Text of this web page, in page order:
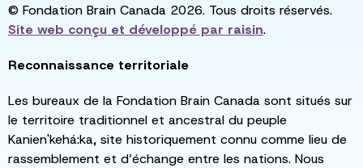
© Fondation Brain Canada 2026. Tous droits réservés.
Site web conçu et développé par raisin.
Reconnaissance territoriale
Les bureaux de la Fondation Brain Canada sont situés sur
le territoire traditionnel et ancestral du peuple
Kanien'kehá:ka, site historiquement connu comme lieu de
rassemblement et d’échange entre les nations. Nous